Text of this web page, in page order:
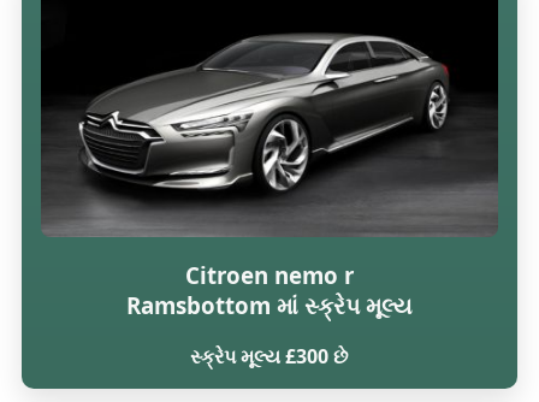
Citroen nemo r
Ramsbottom માં સ્ક્રેપ મૂલ્ય
સ્ક્રેપ મૂલ્ય £300 છે